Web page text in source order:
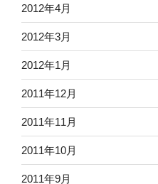
2012年4月
2012年3月
2012年1月
2011年12月
2011年11月
2011年10月
2011年9月